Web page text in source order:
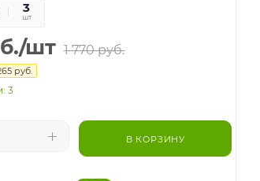
48
сек
3
шт
/шт 1 770руб.
руб.
3
В КОРЗИНУ